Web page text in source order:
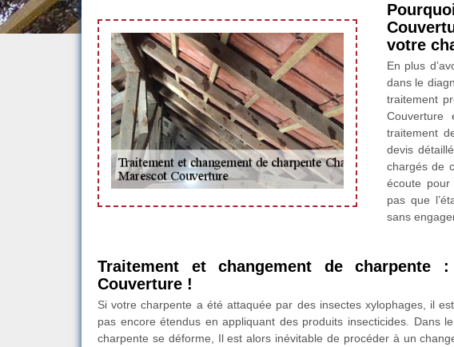
votre
En plus
dans le
traitement
traitement
devis
chargés de
écoute pour
pas que
sans
Traitement et changement de charpente
Couverture !
Si votre charpente a été attaquée par des insectes xylophages, il
pas encore étendus en appliquant des produits insecticides. Dans
charpente se déforme, Il est alors inévitable de procéder à un